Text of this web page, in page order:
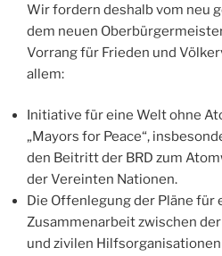
Wir fordern deshalb vom neu
dem neuen
Vorrang für Frieden und
allem:
Initiative für eine Welt ohne
„Mayors for Peace“,
den Beitritt der BRD zum
der Vereinten Nationen.
Die Offenlegung der Pläne
Zusammenarbeit zwischen
und zivilen Hilfsorganisationen